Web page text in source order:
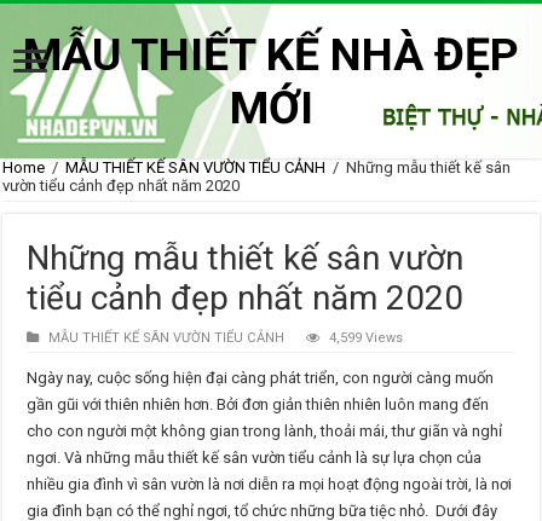
MẪU THIẾT KẾ NHÀ ĐẸP
MỚI
Home / MẪU THIẾT KẾ SÂN VƯỜN TIỂU CẢNH / Những mẫu thiết kế sân
vườn tiểu cảnh đẹp nhất năm 2020
Những mẫu thiết kế sân vườn
tiểu cảnh đẹp nhất năm 2020
MẪU THIẾT KẾ SÂN VƯỜN TIỂU CẢNH 4,599 Views
Ngày nay, cuộc sống hiện đại càng phát triển, con người càng muốn
gần gũi với thiên nhiên hơn. Bởi đơn giản thiên nhiên luôn mang đến
cho con người một không gian trong lành, thoải mái, thư giãn và nghỉ
ngơi. Và những mẫu thiết kế sân vườn tiểu cảnh là sự lựa chọn của
nhiều gia đình vì sân vườn là nơi diễn ra mọi hoạt động ngoài trời, là nơi
gia đình bạn có thể nghỉ ngơi, tổ chức những bữa tiệc nhỏ. Dưới đây